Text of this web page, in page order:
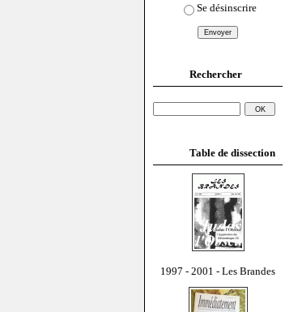
Se désinscrire
Rechercher
Table de dissection
1997 - 2001 - Les Brandes